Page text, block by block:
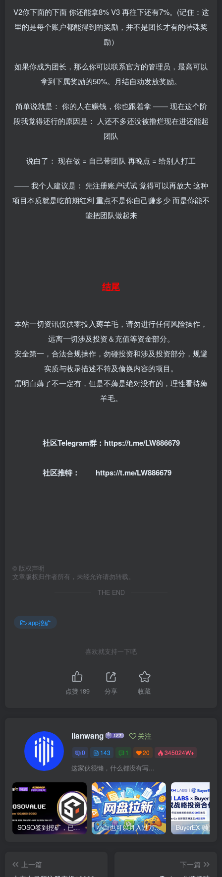
V2你下面的下面 你还能拿8% V3再往下还有7%。 (记住：这
里的是每个账户都能得到的奖励，并不是团长才有的特殊奖
励）
如果你成为团长，那么你可以联系官方的管理员，最高可以
拿到下属奖励的50%。月结自动发放奖励。
简单说就是： 你的人在赚钱，你也跟着拿 ——现在这个阶
段我觉得还行的原因是：
人还不多还没被撸烂现在进还能起
团队
说白了： 现在做 = 自己带团队 再晚点 = 给别人打工
——我个人建议是： 先注册账户试试 觉得可以再放大 这种
项目本质就是吃前期红利 重点不是你自己赚多少而是你能不
能把团队做起来
结尾
本站一切资讯仅供零投入薅羊毛，请勿进行任何风险操作，
远离一切涉及投资＆充值等资金部分。
安全第一，合法合规操作，勿碰投资和涉及投资部分，规避
实质与收录描述不符及偷换内容的项目。
需明白薅了不一定有，但是不薅是绝对没有的，理性看待薅
羊毛。
社区Telegram群： https://t.me/LW886679
社区推特： https://t.me/LW886679
© 版权声明
文章版权归作者所有，未经允许请勿转载。
THE END
app挖矿
喜欢就支持一下吧
点赞189 分享 收藏
lianwang 关注
0 143 1 20 345024W+
这家伙很懒，什么都没有写...
SOSO签到挖矿，已上线各大交易所 小白也可以月入过万的绿色项目
上一篇
下一篇